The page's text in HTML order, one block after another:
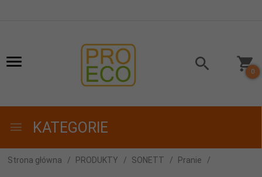
0
KATEGORIE
Strona główna PRODUKTY SONETT Pranie